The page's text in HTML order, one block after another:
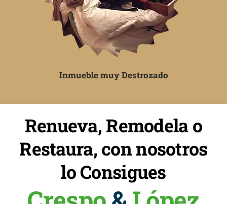
Inmueble muy Destrozado
Renueva, Remodela o
Restaura, con nosotros
lo Consigues